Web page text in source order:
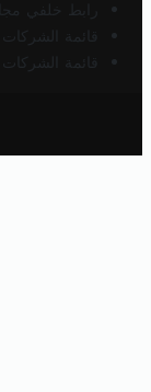
رابط خلفي
قائمة الشركات
قائمة الشركات